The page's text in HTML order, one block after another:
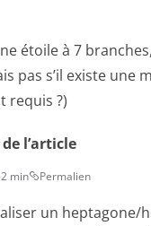
étoile à 7
pas s’il existe
requis ?)
l’article
min Permalien
un heptagone/